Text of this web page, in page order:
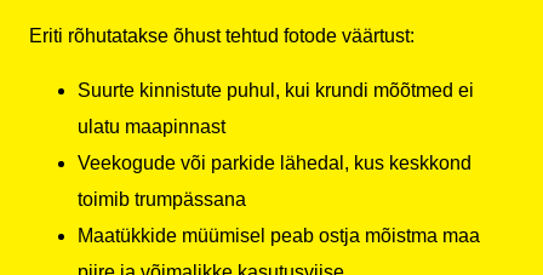
Eriti rõhutatakse õhust tehtud fotode väärtust:
Suurte kinnistute puhul, kui krundi mõõtmed ei
ulatu maapinnast
Veekogude või parkide lähedal, kus keskkond
toimib trumpässana
Maatükkide müümisel peab ostja mõistma maa